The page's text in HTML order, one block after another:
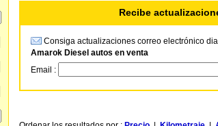
Recibe
Consiga actualizaciones correo electrónico
Amarok Diesel autos en venta
Email :